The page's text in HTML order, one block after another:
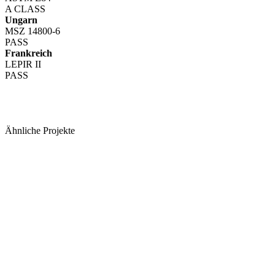
A CLASS
Ungarn
MSZ 14800-6
PASS
Frankreich
LEPIR II
PASS
Ähnliche Projekte